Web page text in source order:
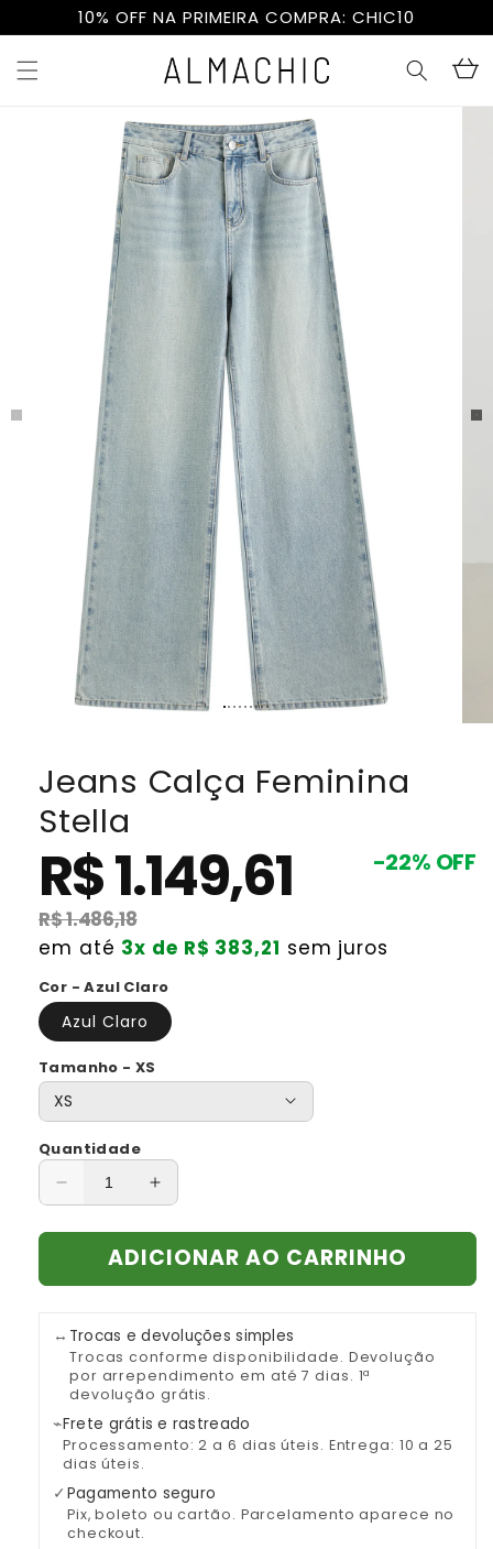
para o10% OFF NA PRIMEIRA COMPRA: CHIC10
informações
Jeans Calça Feminina
Stella
Preço
promocional
R$ 1.149,61
Preço
normal
R$ 1.486,18
-22% OFF
em até 3x de R$ 383,21 sem juros
Cor - Azul Claro
Azul Claro
Tamanho - XS
Quantidade
Diminuir
quantidade
Jeans
Feminina
Stella
Aumentar
quantidade
de
Jeans
Feminina
Stella
ADICIONAR AO CARRINHO
↔ Trocas e devoluções simples
Trocas conforme disponibilidade. Devolução
por arrependimento em até 7 dias. 1ª
devolução grátis.
⌁Frete grátis e rastreado
Processamento: 2 a 6 dias úteis. Entrega: 10 a 25
dias úteis.
✓ Pagamento seguro
Pix, boleto ou cartão. Parcelamento aparece no
checkout.